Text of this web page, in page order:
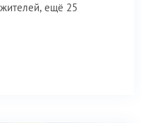
ещё 25